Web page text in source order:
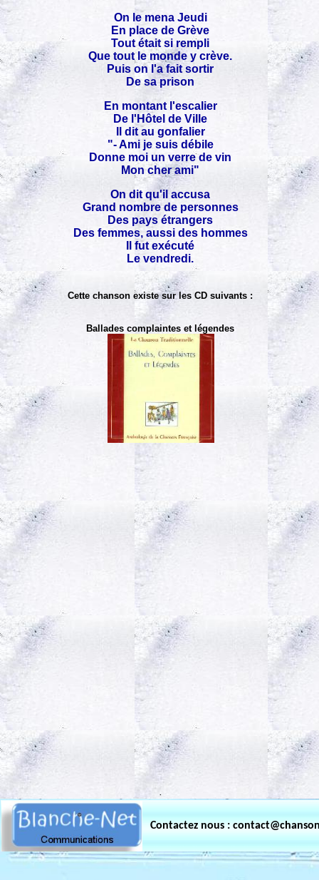
On le mena Jeudi
En place de Grève
Tout était si rempli
Que tout le monde y crève.
Puis on l'a fait sortir
De sa prison
En montant l'escalier
De l'Hôtel de Ville
Il dit au gonfalier
"- Ami je suis débile
Donne moi un verre de vin
Mon cher ami"
On dit qu'il accusa
Grand nombre de personnes
Des pays étrangers
Des femmes, aussi des hommes
Il fut exécuté
Le vendredi.
Cette chanson existe sur les CD suivants :
Ballades complaintes et légendes
Contactez nous :